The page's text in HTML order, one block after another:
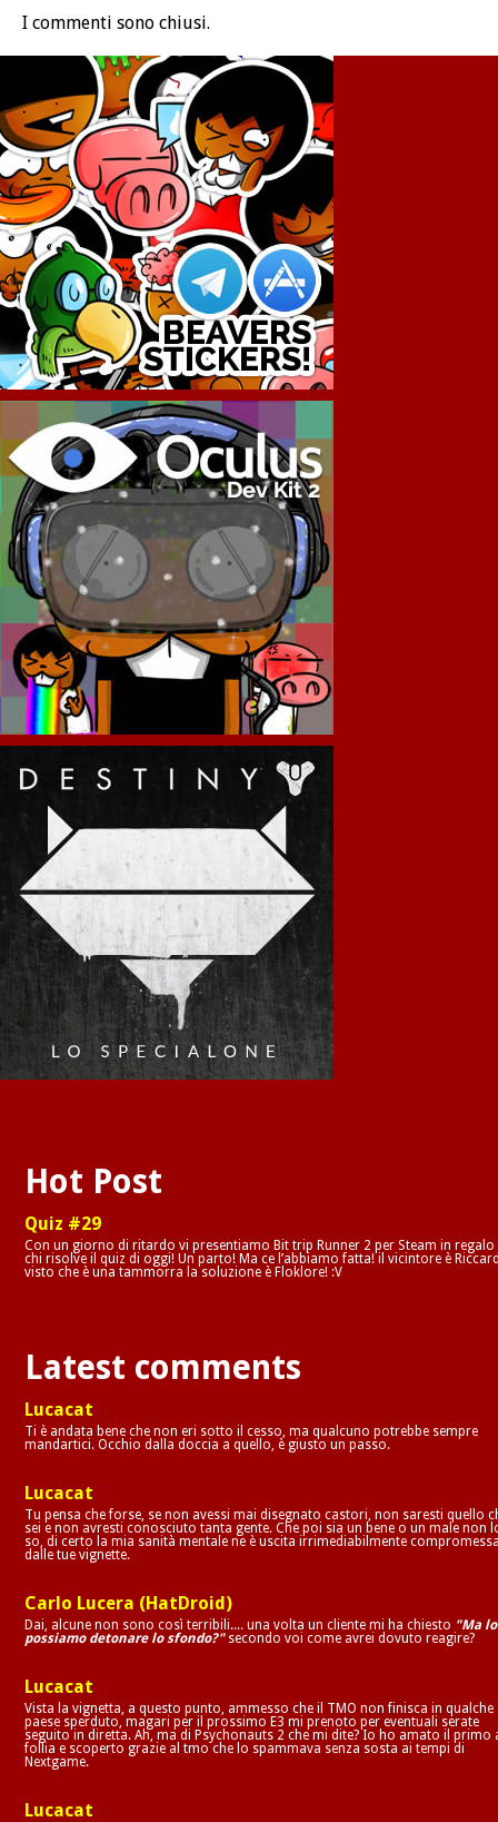
I commenti sono chiusi.
Hot Post
Quiz #29
Con un giorno di ritardo vi presentiamo Bit trip Runner 2 per Steam in regalo
chi risolve il quiz di oggi! Un parto! Ma ce l’abbiamo fatta! il vicintore è
visto che è una tammorra la soluzione è Floklore! :V
Latest comments
Lucacat
Ti è andata bene che non eri sotto il cesso, ma qualcuno potrebbe sempre
mandartici. Occhio dalla doccia a quello, è giusto un passo.
Lucacat
Tu pensa che forse, se non avessi mai disegnato castori, non saresti quello
sei e non avresti conosciuto tanta gente. Che poi sia un bene o un male non
so, di certo la mia sanità mentale ne è uscita irrimediabilmente
dalle tue vignette.
Carlo Lucera (HatDroid)
Dai, alcune non sono così terribili.... una volta un cliente mi ha chiesto "Ma lo
possiamo detonare lo sfondo?"secondo voi come avrei dovuto reagire?
Lucacat
Vista la vignetta, a questo punto, ammesso che il TMO non finisca in qualche
paese sperduto, magari per il prossimo E3 mi prenoto per eventuali serate
seguito in diretta. Ah, ma di Psychonauts 2 che mi dite? Io ho amato il primo
follia e scoperto grazie al tmo che lo spammava senza sosta ai tempi di
Nextgame.
Lucacat